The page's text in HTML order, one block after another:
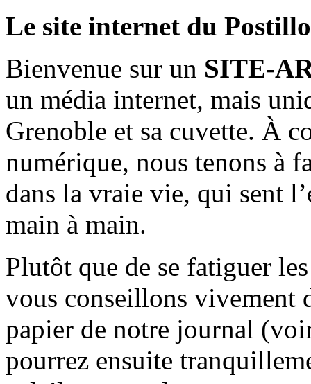
Le site internet du
Bienvenue sur un SITE-
un média internet, mais
Grenoble et sa cuvette. À
numérique, nous tenons à
dans la vraie vie, qui sent
main à main.
Plutôt que de se fatiguer
vous conseillons vivement
papier de notre journal
pourrez ensuite